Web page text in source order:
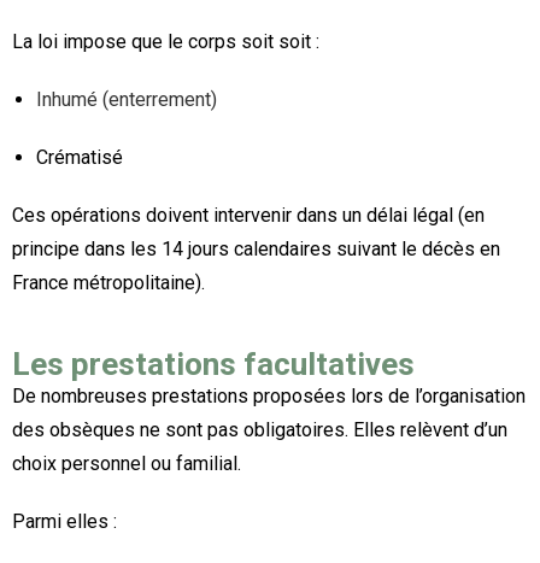
La loi impose que le corps soit soit :
Inhumé (enterrement)
Crématisé
Ces opérations doivent intervenir dans un délai légal (en
principe dans les 14 jours calendaires suivant le décès en
France métropolitaine).
Les prestations facultatives
De nombreuses prestations proposées lors de l’organisation
des obsèques ne sont pas obligatoires. Elles relèvent d’un
choix personnel ou familial.
Parmi elles :